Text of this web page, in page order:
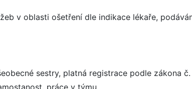
v oblasti ošetření dle indikace lékaře,
sestry, platná registrace podle zákona
práce v týmu